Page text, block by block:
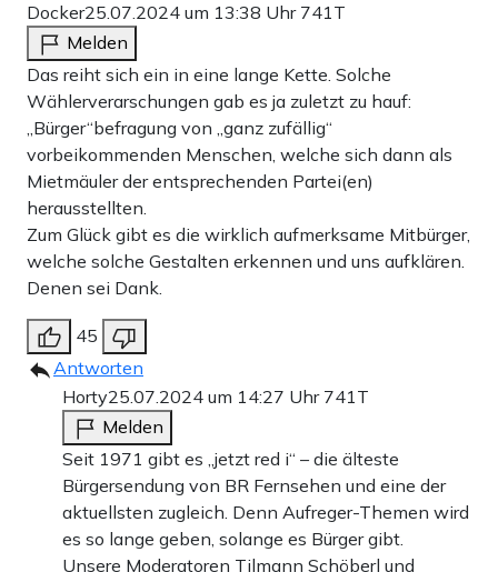
Docker25.07.2024 um 13:38 Uhr 741T
Melden
Das reiht sich ein in eine lange Kette. Solche
Wählerverarschungen gab es ja zuletzt zu hauf:
„Bürger“befragung von „ganz zufällig“
vorbeikommenden Menschen, welche sich dann als
Mietmäuler der entsprechenden Partei(en)
herausstellten.
Zum Glück gibt es die wirklich aufmerksame Mitbürger,
welche solche Gestalten erkennen und uns aufklären.
Denen sei Dank.
45
Antworten
Horty25.07.2024 um 14:27 Uhr 741T
Melden
Seit 1971 gibt es „jetzt red i“ – die älteste
Bürgersendung von BR Fernsehen und eine der
aktuellsten zugleich. Denn Aufreger-Themen wird
es so lange geben, solange es Bürger gibt.
Unsere Moderatoren Tilmann Schöberl und